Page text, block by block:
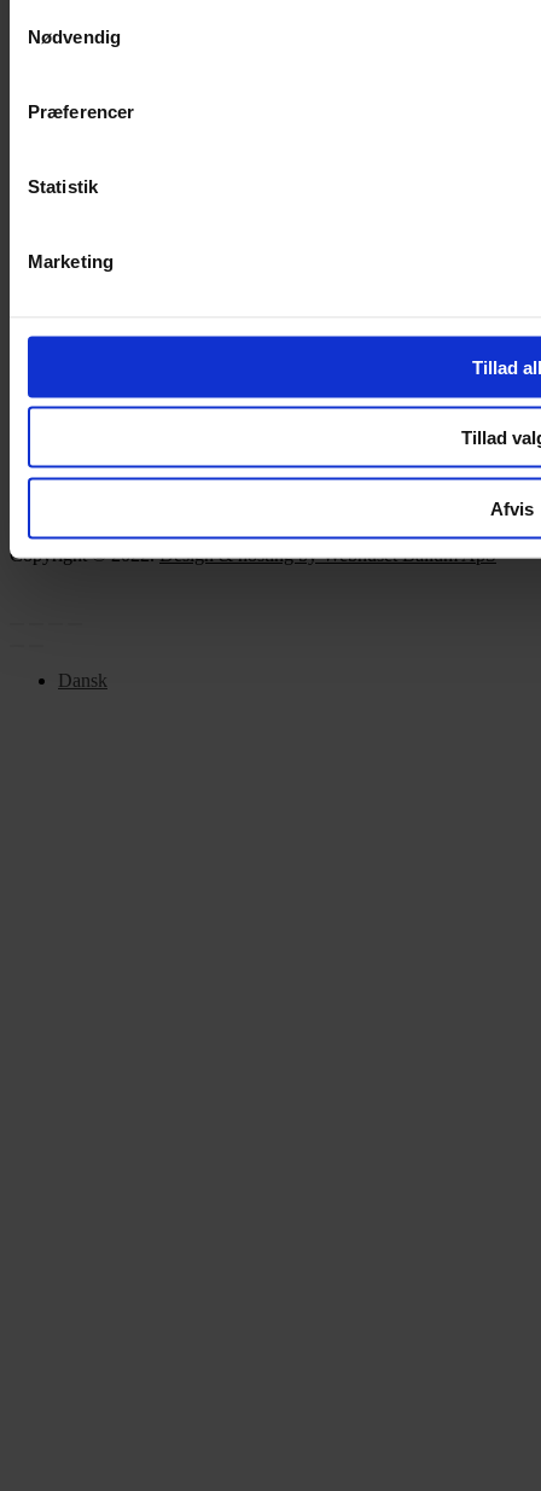
Nødvendig
Præferencer
Statistik
Marketing
Tillad
Tillad
Afvis
Facebook-f Instagram
Cookiepolitik
Om Yarn Every Wear
Copyright © 2022.Design & hosting by Webhuset Ballum ApS
Dansk